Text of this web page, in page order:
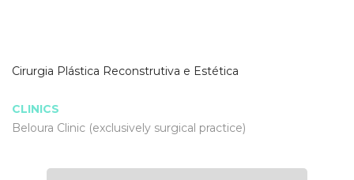
Cirurgia Plástica Reconstrutiva e Estética
CLINICS
Beloura Clinic (exclusively surgical practice)